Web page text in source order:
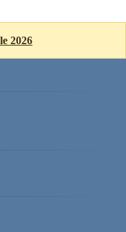
2026